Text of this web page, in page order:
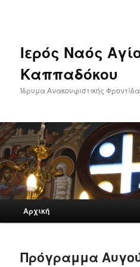
Ιερός Ναός
Καππαδόκου
Ίδρυμα Ανακουφιστικής
Αρχική
Πρόγραμμα